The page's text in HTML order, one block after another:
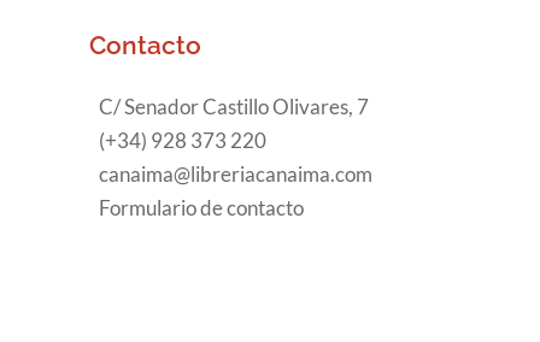
Contacto
C/ Senador Castillo Olivares, 7
(+34) 928 373 220
canaima@libreriacanaima.com
Formulario de contacto